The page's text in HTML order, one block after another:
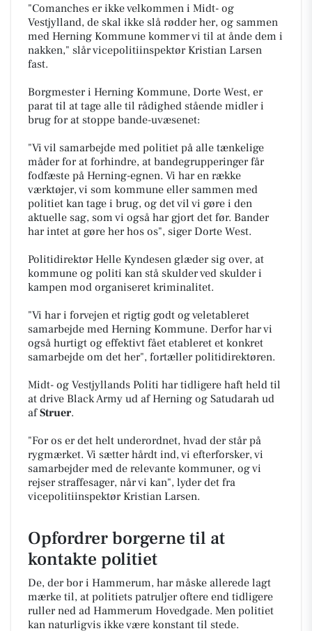
"Comanches er ikke velkommen i Midt- og
Vestjylland, de skal ikke slå rødder her, og sammen
med Herning Kommune kommer vi til at ånde dem i
nakken," slår vicepolitiinspektør Kristian Larsen
fast.
Borgmester i Herning Kommune, Dorte West, er
parat til at tage alle til rådighed stående midler i
brug for at stoppe bande-uvæsenet:
"Vi vil samarbejde med politiet på alle tænkelige
måder for at forhindre, at bandegrupperinger får
fodfæste på Herning-egnen. Vi har en række
værktøjer, vi som kommune eller sammen med
politiet kan tage i brug, og det vil vi gøre i den
aktuelle sag, som vi også har gjort det før. Bander
har intet at gøre her hos os", siger Dorte West.
Politidirektør Helle Kyndesen glæder sig over, at
kommune og politi kan stå skulder ved skulder i
kampen mod organiseret kriminalitet.
"Vi har i forvejen et rigtig godt og veletableret
samarbejde med Herning Kommune. Derfor har vi
også hurtigt og effektivt fået etableret et konkret
samarbejde om det her", fortæller politidirektøren.
Midt- og Vestjyllands Politi har tidligere haft held til
at drive Black Army ud af Herning og Satudarah ud
afStruer.
"For os er det helt underordnet, hvad der står på
rygmærket. Vi sætter hårdt ind, vi efterforsker, vi
samarbejder med de relevante kommuner, og vi
rejser straffesager, når vi kan", lyder det fra
vicepolitiinspektør Kristian Larsen.
Opfordrer borgerne til at
kontakte politiet
De, der bor i Hammerum, har måske allerede lagt
mærke til, at politiets patruljer oftere end tidligere
ruller ned ad Hammerum Hovedgade. Men politiet
kan naturligvis ikke være konstant til stede.